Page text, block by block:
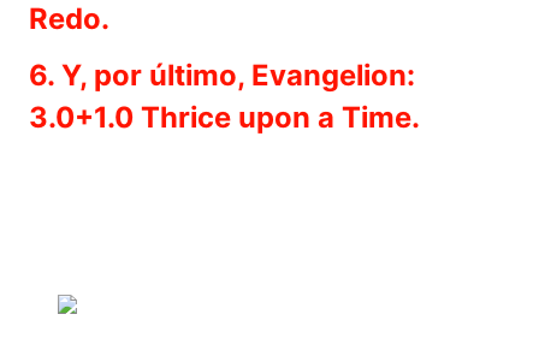
Redo.
6. Y, por último, Evangelion:
3.0+1.0 Thrice upon a Time.